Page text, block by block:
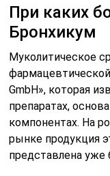
При каких
Бронхикум
Муколитическое
GmbH», которая
препаратах,
компонентах. На
рынке продукция
представлена уже